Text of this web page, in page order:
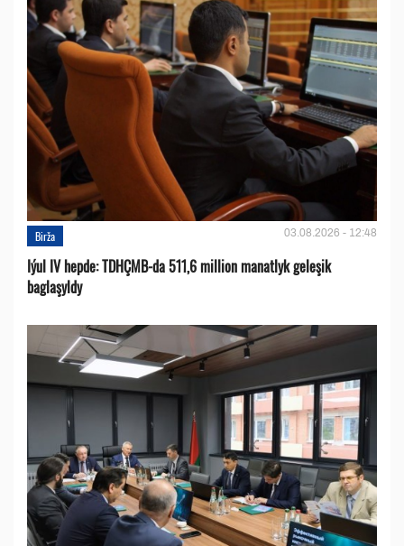
Birža 03.08.2026 - 12:48
Iýul IV hepde: TDHÇMB-da 511,6 million manatlyk geleşik
baglaşyldy